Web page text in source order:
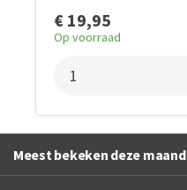
€ 19,95
Op voorraad
Meest bekeken deze maand